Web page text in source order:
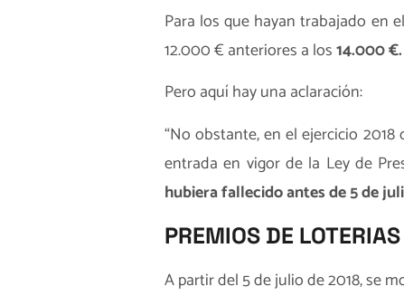
Para los que hayan trabajado en
12.000 € anteriores a los14.000 €.
Pero aquí hay una aclaración:
“No obstante, en el ejercicio
entrada en vigor de la Ley de
hubiera fallecido antes de 5 de
PREMIOS DE
A partir del 5 de julio de 2018, se